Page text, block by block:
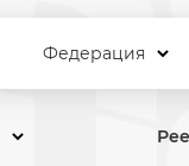
Федерация